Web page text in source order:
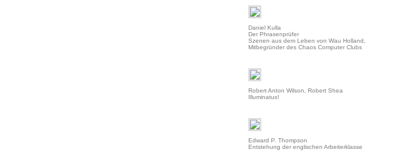
Daniel Kulla
Der Phrasenprüfer
Szenen aus dem Leben von Wau Holland,
Mitbegründer des Chaos Computer Clubs
Robert Anton Wilson, Robert Shea
Illuminatus!
Edward P. Thompson
Entstehung der englischen Arbeiterklasse